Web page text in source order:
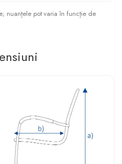
nuanțele pot varia în funcție de